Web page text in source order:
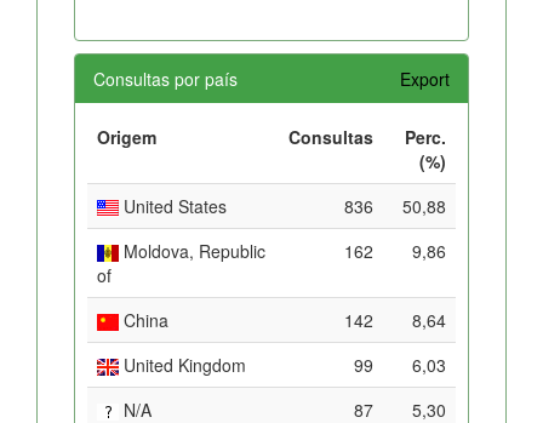
Consultas por país Export
Origem Consultas
Perc.
(%)
United States
836
50,88
Moldova, Republic
of
162 9,86
China 142
8,64
United Kingdom
99
6,03
N/A
87
5,30